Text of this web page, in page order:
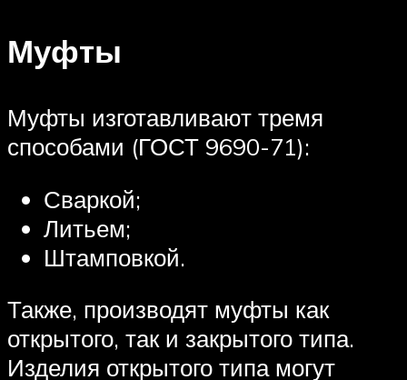
Муфты
Муфты изготавливают тремя
способами (ГОСТ 9690-71):
Сваркой;
Литьем;
Штамповкой.
Также, производят муфты как
открытого, так и закрытого типа.
Изделия открытого типа могут